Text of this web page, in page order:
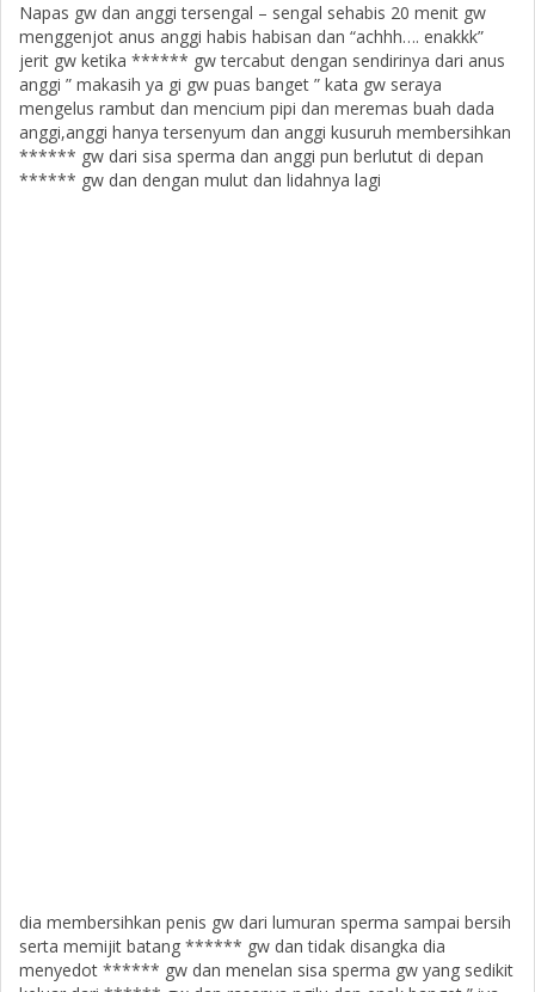
Napas gw dan anggi tersengal – sengal sehabis 20 menit gw
menggenjot anus anggi habis habisan dan “achhh…. enakkk”
jerit gw ketika ****** gw tercabut dengan sendirinya dari anus
anggi ” makasih ya gi gw puas banget ” kata gw seraya
mengelus rambut dan mencium pipi dan meremas buah dada
anggi,anggi hanya tersenyum dan anggi kusuruh membersihkan
****** gw dari sisa sperma dan anggi pun berlutut di depan
****** gw dan dengan mulut dan lidahnya lagi
dia membersihkan penis gw dari lumuran sperma sampai bersih
serta memijit batang ****** gw dan tidak disangka dia
menyedot ****** gw dan menelan sisa sperma gw yang sedikit